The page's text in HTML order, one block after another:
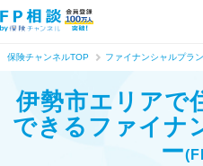
保険チャンネルTOP ファイナンシャルプラ
伊勢市エリアで
できる ファイナ
ー